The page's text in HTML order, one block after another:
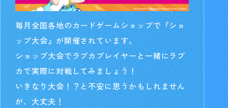
毎月全国各地のカードゲームショップで『ショ
ップ大会』が開催されています。
ショップ大会でラブカプレイヤーと一緒にラブ
カで実際に対戦してみましょう！
いきなり大会！？と不安に思うかもしれません
が、大丈夫！